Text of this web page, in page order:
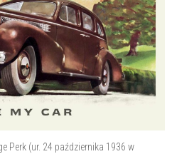
Perk (ur. 24 października 1936 w